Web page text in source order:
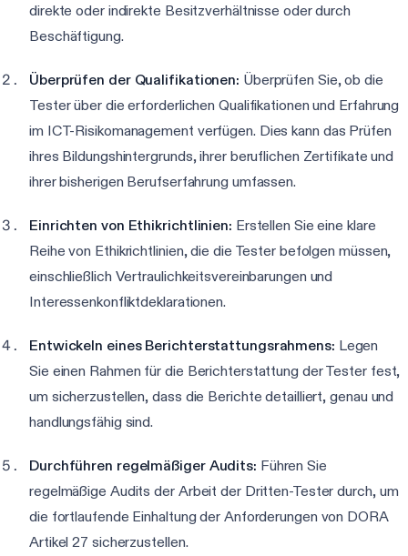
direkte oder indirekte Besitzverhältnisse oder durch
Beschäftigung.
Überprüfen der Qualifikationen: Überprüfen Sie, ob die
Tester über die erforderlichen Qualifikationen und Erfahrung
im ICT-Risikomanagement verfügen. Dies kann das Prüfen
ihres Bildungshintergrunds, ihrer beruflichen Zertifikate und
ihrer bisherigen Berufserfahrung umfassen.
Einrichten von Ethikrichtlinien: Erstellen Sie eine klare
Reihe von Ethikrichtlinien, die die Tester befolgen müssen,
einschließlich Vertraulichkeitsvereinbarungen und
Interessenkonfliktdeklarationen.
Entwickeln eines Berichterstattungsrahmens: Legen
Sie einen Rahmen für die Berichterstattung der Tester fest,
um sicherzustellen, dass die Berichte detailliert, genau und
handlungsfähig sind.
Durchführen regelmäßiger Audits: Führen Sie
regelmäßige Audits der Arbeit der Dritten-Tester durch, um
die fortlaufende Einhaltung der Anforderungen von DORA
Artikel 27 sicherzustellen.